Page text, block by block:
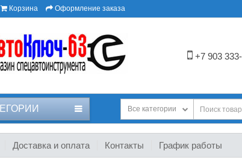
Корзина Оформление заказа
+7 903
Все категории
Доставка и оплата Контакты График работы